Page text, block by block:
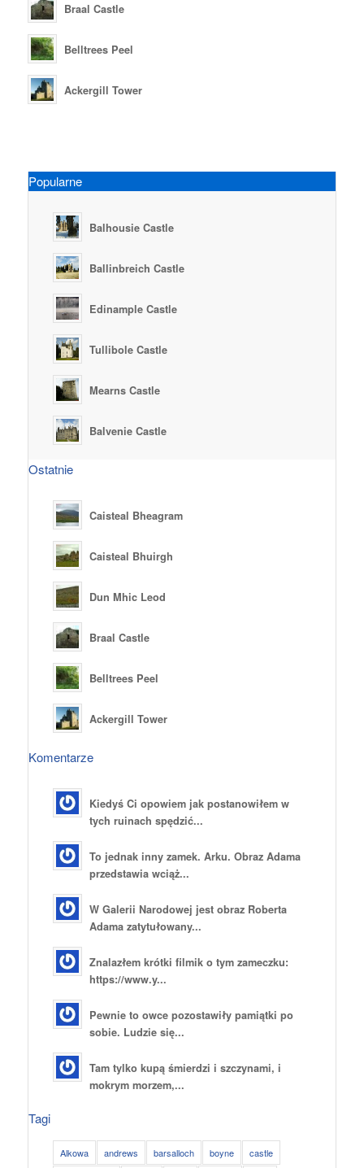
Braal Castle
Belltrees Peel
Ackergill Tower
Popularne
Balhousie Castle
Ballinbreich Castle
Edinample Castle
Tullibole Castle
Mearns Castle
Balvenie Castle
Ostatnie
Caisteal Bheagram
Caisteal Bhuirgh
Dun Mhic Leod
Braal Castle
Belltrees Peel
Ackergill Tower
Komentarze
Kiedyś Ci opowiem jak postanowiłem w
tych ruinach spędzić...
To jednak inny zamek. Arku. Obraz Adama
przedstawia wciąż...
W Galerii Narodowej jest obraz Roberta
Adama zatytułowany...
Znalazłem krótki filmik o tym zameczku:
https://www.y...
Pewnie to owce pozostawiły pamiątki po
sobie. Ludzie się...
Tam tylko kupą śmierdzi i szczynami, i
mokrym morzem,...
Tagi
Alkowa andrews barsalloch boyne castle